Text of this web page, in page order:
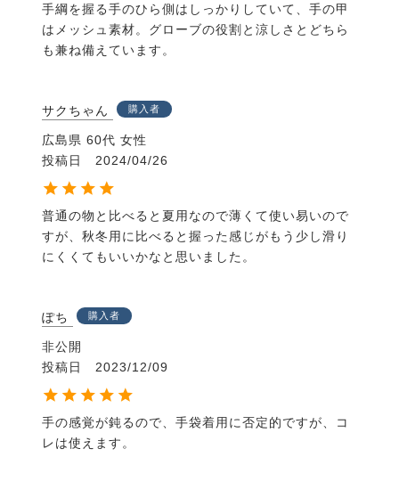
手綱を握る手のひら側はしっかりしていて、手の甲
はメッシュ素材。グローブの役割と涼しさとどちら
も兼ね備えています。
サクちゃん 購入者
広島県 60代 女性
投稿日
2024/04/26
普通の物と比べると夏用なので薄くて使い易いので
すが、秋冬用に比べると握った感じがもう少し滑り
にくくてもいいかなと思いました。
ぽち 購入者
非公開
投稿日
2023/12/09
手の感覚が鈍るので、手袋着用に否定的ですが、コ
レは使えます。